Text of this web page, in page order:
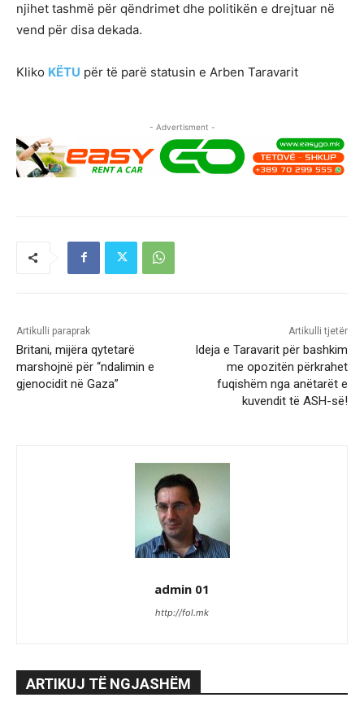
njihet tashmë për qëndrimet dhe politikën e drejtuar në
vend për disa dekada.
Kliko KËTU për të parë statusin e Arben Taravarit
- Advertisment -
Artikulli paraprak
Britani, mijëra qytetarë
marshojnë për “ndalimin e
gjenocidit në Gaza”
Artikulli tjetër
Ideja e Taravarit për bashkim
me opozitën përkrahet
fuqishëm nga anëtarët e
kuvendit të ASH-së!
admin 01
http://fol.mk
ARTIKUJ TË NGJASHËM